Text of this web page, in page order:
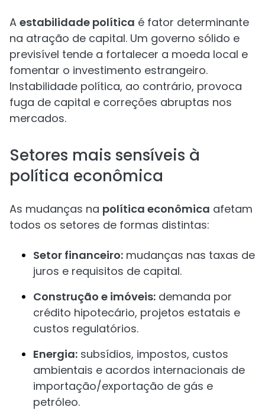
A estabilidade política é fator determinante
na atração de capital. Um governo sólido e
previsível tende a fortalecer a moeda local e
fomentar o investimento estrangeiro.
Instabilidade política, ao contrário, provoca
fuga de capital e correções abruptas nos
mercados.
Setores mais sensíveis à
política econômica
As mudanças na política econômica afetam
todos os setores de formas distintas:
Setor financeiro: mudanças nas taxas de
juros e requisitos de capital.
Construção e imóveis: demanda por
crédito hipotecário, projetos estatais e
custos regulatórios.
Energia: subsídios, impostos, custos
ambientais e acordos internacionais de
importação/exportação de gás e
petróleo.